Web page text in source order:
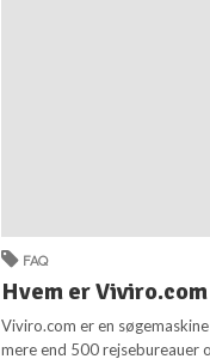
FAQ
Hvem er Viviro.com
Viviro.com er en
mere end 500 rejsebureauer